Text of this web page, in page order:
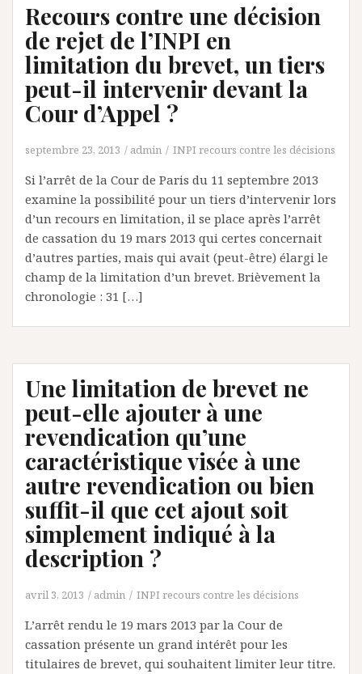
Recours contre une décision
de rejet de l’INPI en
limitation du brevet, un tiers
peut-il intervenir devant la
Cour d’Appel ?
septembre 23, 2013 admin INPI recours contre les décisions
Si l’arrêt de la Cour de Paris du 11 septembre 2013
examine la possibilité pour un tiers d’intervenir lors
d’un recours en limitation, il se place après l’arrêt
de cassation du 19 mars 2013 qui certes concernait
d’autres parties, mais qui avait (peut-être) élargi le
champ de la limitation d’un brevet. Brièvement la
chronologie : 31 […]
Une limitation de brevet ne
peut-elle ajouter à une
revendication qu’une
caractéristique visée à une
autre revendication ou bien
suffit-il que cet ajout soit
simplement indiqué à la
description ?
avril 3, 2013 admin INPI recours contre les décisions
L’arrêt rendu le 19 mars 2013 par la Cour de
cassation présente un grand intérêt pour les
titulaires de brevet, qui souhaitent limiter leur titre.